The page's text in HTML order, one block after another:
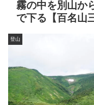
霧の中を別山か
で下る【百名山
登山